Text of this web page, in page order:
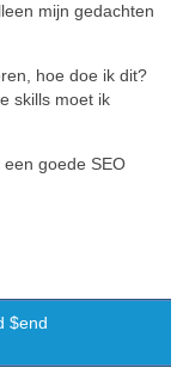
mijn gedachten
hoe doe ik dit?
skills moet ik
goede SEO
$end